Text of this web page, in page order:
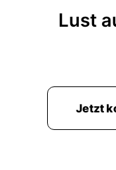
Lust
Jetzt